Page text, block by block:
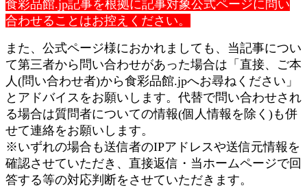
食彩品館.jp記事を根拠に記事対象公式ページに問い
合わせることはお控えください。
また、公式ページ様におかれましても、当記事につい
て第三者から問い合わせがあった場合は「直接、ご本
人(問い合わせ者)から食彩品館.jpへお尋ねください」
とアドバイスをお願いします。代替で問い合わせされ
る場合は質問者についての情報(個人情報を除く)も併
せて連絡をお願いします。
※いずれの場合も送信者のIPアドレスや送信元情報を
確認させていただき、直接返信・当ホームページで回
答する等の対応判断をさせていただきます。